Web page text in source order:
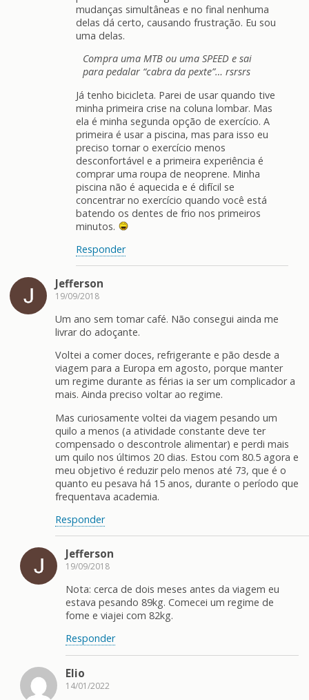
mudanças simultâneas e no final nenhuma
delas dá certo, causando frustração. Eu sou
uma delas.
Compra uma MTB ou uma SPEED e sai
para pedalar “cabra da pexte”… rsrsrs
Já tenho bicicleta. Parei de usar quando tive
minha primeira crise na coluna lombar. Mas
ela é minha segunda opção de exercício. A
primeira é usar a piscina, mas para isso eu
preciso tornar o exercício menos
desconfortável e a primeira experiência é
comprar uma roupa de neoprene. Minha
piscina não é aquecida e é difícil se
concentrar no exercício quando você está
batendo os dentes de frio nos primeiros
minutos.
Responder
Jefferson
19/09/2018
Um ano sem tomar café. Não consegui ainda me
livrar do adoçante.
Voltei a comer doces, refrigerante e pão desde a
viagem para a Europa em agosto, porque manter
um regime durante as férias ia ser um complicador a
mais. Ainda preciso voltar ao regime.
Mas curiosamente voltei da viagem pesando um
quilo a menos (a atividade constante deve ter
compensado o descontrole alimentar) e perdi mais
um quilo nos últimos 20 dias. Estou com 80.5 agora e
meu objetivo é reduzir pelo menos até 73, que é o
quanto eu pesava há 15 anos, durante o período que
frequentava academia.
Responder
Jefferson
19/09/2018
Nota: cerca de dois meses antes da viagem eu
estava pesando 89kg. Comecei um regime de
fome e viajei com 82kg.
Responder
Elio
14/01/2022